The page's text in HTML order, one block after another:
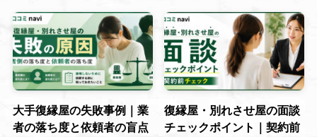
大手復縁屋の失敗事例｜業
者の落ち度と依頼者の盲点
復縁屋・別れさせ屋の面談
チェックポイント｜契約前